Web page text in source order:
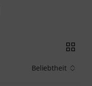
Beliebtheit